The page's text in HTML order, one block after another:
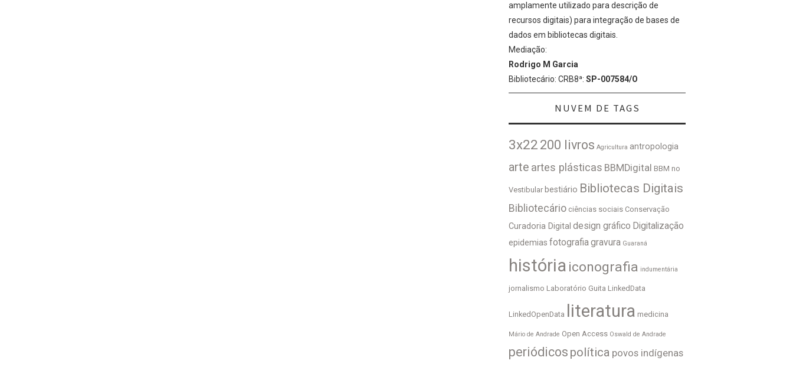
amplamente utilizado para descrição de
recursos digitais) para integração de bases de
dados em bibliotecas digitais.
Mediação:
Rodrigo M Garcia
Bibliotecário: CRB8ª: SP-007584/O
NUVEM DE TAGS
3x22 200 livros Agricultura antropologia
arte artes plásticas BBMDigital BBM no
Vestibular bestiário Bibliotecas Digitais
Bibliotecário ciências sociais Conservação
Curadoria Digital design gráfico Digitalização
epidemias fotografiagravura Guaraná
história iconografia indumentária
jornalismo Laboratório Guita LinkedData
LinkedOpenData literatura medicina
Mário de Andrade Open Access Oswald de Andrade
periódicos política povos indígenas